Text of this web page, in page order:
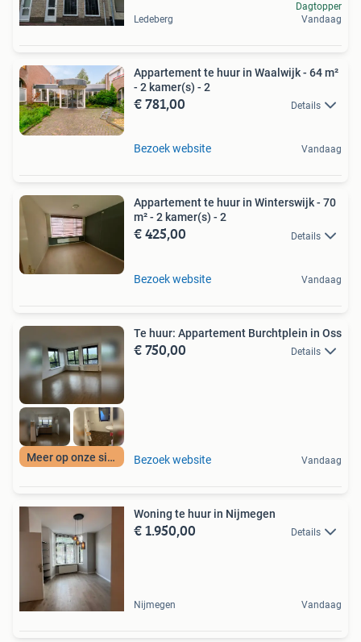
Ledeberg
Dagtopper
Vandaag
Appartement te huur in Waalwijk - 64 m²
- 2 kamer(s) - 2
€ 781,00 Details
Bezoek website Vandaag
Appartement te huur in Winterswijk - 70
m² - 2 kamer(s) - 2
€ 425,00 Details
Bezoek website Vandaag
Meer op onze site
Te huur: Appartement Burchtplein in Oss
€ 750,00 Details
Bezoek website Vandaag
Woning te huur in Nijmegen
€ 1.950,00 Details
Nijmegen Vandaag